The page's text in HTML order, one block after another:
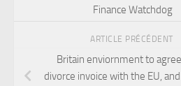
Finance Watchdog
ARTICLE PRÉCÉDENT
Britain enviornment to
divorce invoice with the EU,